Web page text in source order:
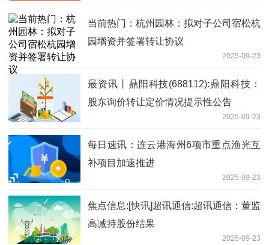
当前热门：杭州园林：拟对子公司宿松杭
园增资并签署转让协议
2025-09-23
最资讯丨鼎阳科技(688112):鼎阳科技：
股东询价转让定价情况提示性公告
2025-09-23
每日速讯：连云港海州6项市重点渔光互
补项目加速推进
2025-09-23
焦点信息:[快讯]超讯通信:超讯通信：董监
高减持股份结果
2025-09-23